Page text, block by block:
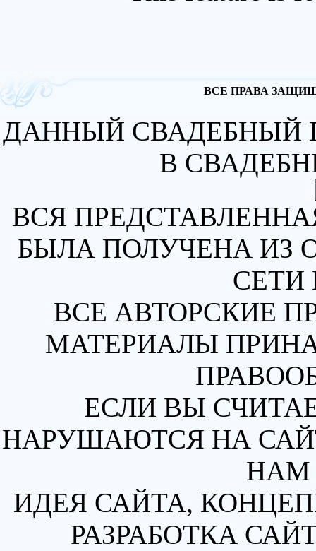
ВСЕ ПРАВА
ДАННЫЙ СВАДЕБНЫЙ
В
ВСЯ
БЫЛА ПОЛУЧЕНА ИЗ
СЕТИ
ВСЕ АВТОРСКИЕ
МАТЕРИАЛЫ
ЕСЛИ ВЫ
НАРУШАЮТСЯ НА
НАМ
ИДЕЯ САЙТА,
РАЗРАБОТКА